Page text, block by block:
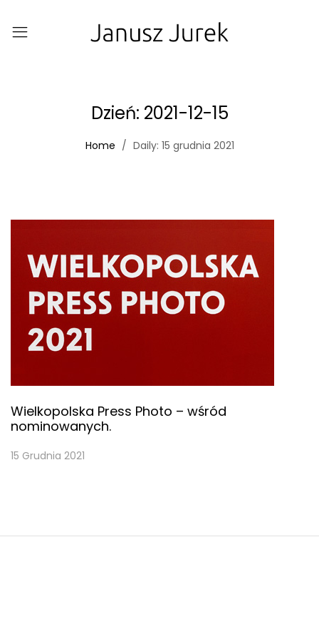
Dzień: 2021-12-15
Home Daily: 15 grudnia 2021
Wielkopolska Press Photo – wśród
nominowanych.
15 Grudnia 2021